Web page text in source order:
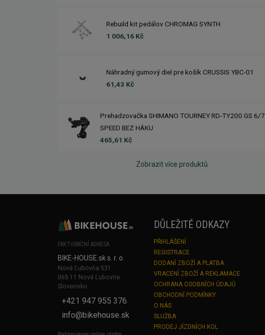
Rebuild kit pedálov CHROMAG SYNTH
1 006,16 Kč
Náhradný gumový diel pre košík CRUSSIS YBC-01
61,43 Kč
Prehadzovačka SHIMANO TOURNEY RD-TY200 GS 6/7
SPEED BEZ HÁKU
465,61 Kč
Zobrazit více produktů
FAKTURAČNÍ ADRESA
BIKE-HOUSE.sk s. r. o.
Nová Ľubovňa 531
065 11 Nová Ľubovňa
Slovensko
+421 947 955 376
info@bikehouse.sk
DŮLEŽITÉ ODKAZY
PŘIHLÁŠENÍ
REGISTRACE
DODANÍ ZBOŽÍ A PLATBA
VRACENÍ ZBOŽÍ A REKLAMACE
OCHRANA OSOBNÍCH ÚDAJŮ
OBCHODNÍ PODMÍNKY
O NÁS
SLUŽBA
PRODEJ JÍZDNÍCH KOL